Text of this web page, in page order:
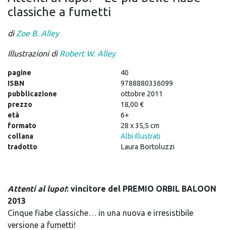
classiche a fumetti
diZoe B. Alley
Illustrazioni diRobert W. Alley
pagine
40
ISBN
9788880336099
pubblicazione
ottobre 2011
prezzo
18,00 €
età
6+
formato
28 x 35,5 cm
collana
Albi illustrati
tradotto
Laura Bortoluzzi
Attenti al lupo!: vincitore del PREMIO ORBIL BALOON
2013
Cinque fiabe classiche… in una nuova e irresistibile
versione a fumetti!